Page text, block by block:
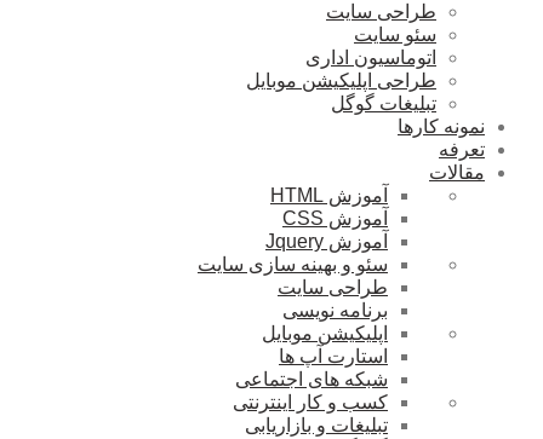
طراحی سایت
سئو سایت
اتوماسیون اداری
طراحی اپلیکیشن موبایل
تبلیغات گوگل
نمونه کارها
تعرفه
مقالات
آموزش HTML
آموزش CSS
آموزش Jquery
سئو و بهینه سازی سایت
طراحی سایت
برنامه نویسی
اپلیکیشن موبایل
استارت آپ ها
شبکه های اجتماعی
کسب و کار اینترنتی
تبلیغات و بازاریابی